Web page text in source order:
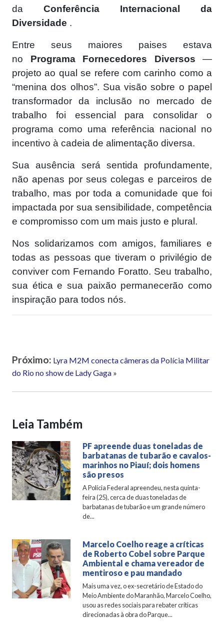
da Conferência Internacional da
Diversidade .
Entre seus maiores paises estava
no Programa Fornecedores Diversos —
projeto ao qual se refere com carinho como a
“menina dos olhos”. Sua visão sobre o papel
transformador da inclusão no mercado de
trabalho foi essencial para consolidar o
programa como uma referência nacional no
incentivo à cadeia de alimentação diversa.
Sua ausência será sentida profundamente,
não apenas por seus colegas e parceiros de
trabalho, mas por toda a comunidade que foi
impactada por sua sensibilidade, competência
e compromisso com um mais justo e plural.
Nos solidarizamos com amigos, familiares e
todas as pessoas que tiveram o privilégio de
conviver com Fernando Foratto. Seu trabalho,
sua ética e sua paixão permanecerão como
inspiração para todos nós.
Próximo: Lyra M2M conecta câmeras da Polícia Militar
do Rio no show de Lady Gaga »
Leia Também
PF apreende duas toneladas de
barbatanas de tubarão e cavalos-
marinhos no Piauí; dois homens
são presos
A Polícia Federal apreendeu, nesta quinta-
feira (25), cerca de duas toneladas de
barbatanas de tubarão e um grande número
de...
Marcelo Coelho reage a críticas
de Roberto Cobel sobre Parque
Ambiental e chama vereador de
mentiroso e pau mandado
Mais uma vez, o ex-secretário de Estado do
Meio Ambiente do Maranhão, Marcelo Coelho,
usou as redes sociais para rebater críticas
direcionadas à obra do Parque...